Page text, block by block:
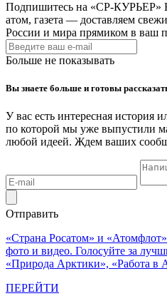
Подпишитесь на «СР-КУРЬЕР»
атом, газета — доставляем
России и мира прямиком в ваш
Больше не показывать
Вы знаете больше и готовы
У вас есть интересная история
по которой мы уже выпустили
любой идеей. Ждем ваших
Отправить
«Страна Росатом» и
фото и видео. Голосуйте за
«Природа Арктики», «Работа
ПЕРЕЙТИ